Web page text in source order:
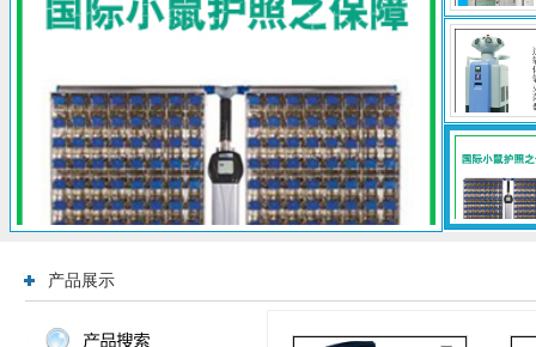
市场取得了
验室、实验
产品展示